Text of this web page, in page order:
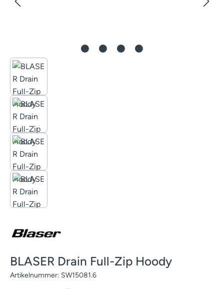
BLASER Drain Full-Zip Hoody
Artikelnummer: SW15081.6